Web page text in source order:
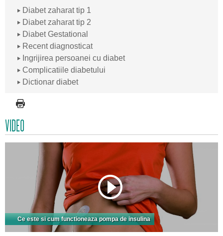
Diabet zaharat tip 1
Diabet zaharat tip 2
Diabet Gestational
Recent diagnosticat
Ingrijirea persoanei cu diabet
Complicatiile diabetului
Dictionar diabet
VIDEO
Ce este si cum functioneaza pompa de insulina